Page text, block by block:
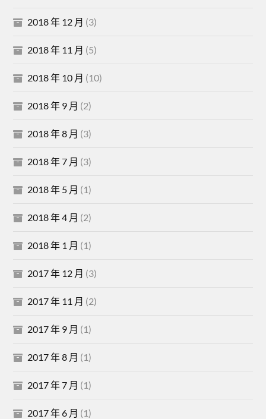
2018 年 12 月 (3)
2018 年 11 月 (5)
2018 年 10 月 (10)
2018 年 9 月 (2)
2018 年 8 月 (3)
2018 年 7 月 (3)
2018 年 5 月 (1)
2018 年 4 月 (2)
2018 年 1 月 (1)
2017 年 12 月 (3)
2017 年 11 月 (2)
2017 年 9 月 (1)
2017 年 8 月 (1)
2017 年 7 月 (1)
2017 年 6 月 (1)